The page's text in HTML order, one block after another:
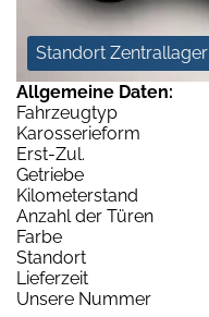
Standort Zentrallager
Allgemeine Daten:
Fahrzeugtyp
Karosserieform
Erst-Zul.
Getriebe
Kilometerstand
Anzahl der Türen
Farbe
Standort
Lieferzeit
Unsere Nummer